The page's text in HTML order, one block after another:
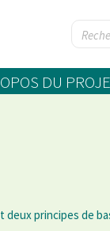
DU
principes de